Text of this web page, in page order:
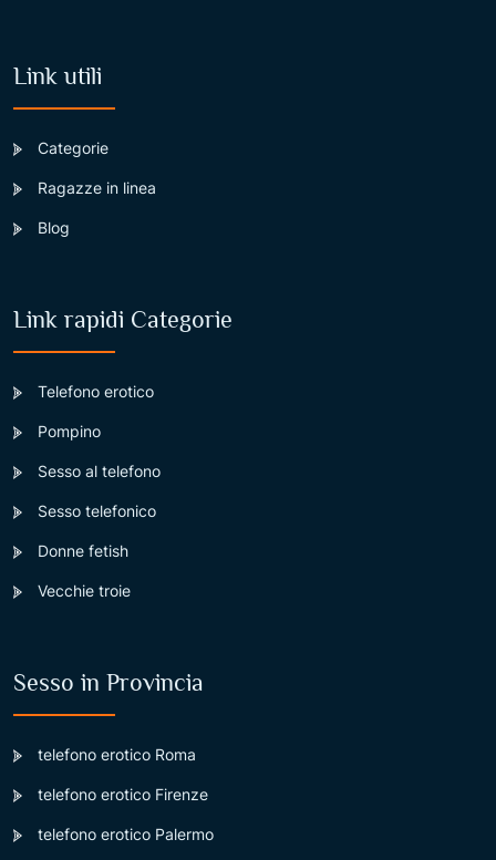
Link utili
Categorie
Ragazze in linea
Blog
Link rapidi Categorie
Telefono erotico
Pompino
Sesso al telefono
Sesso telefonico
Donne fetish
Vecchie troie
Sesso in Provincia
telefono erotico Roma
telefono erotico Firenze
telefono erotico Palermo